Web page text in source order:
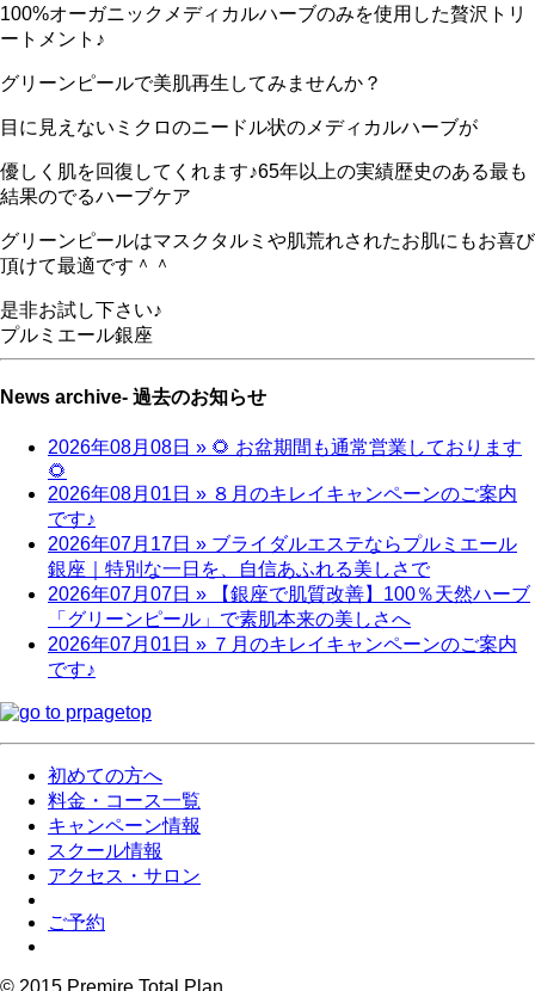
100%オーガニックメディカルハーブのみを使用した贅沢トリ
ートメント♪
グリーンピールで美肌再生してみませんか？
目に見えないミクロのニードル状のメディカルハーブが
優しく肌を回復してくれます♪65年以上の実績歴史のある最も
結果のでるハーブケア
グリーンピールはマスクタルミや肌荒れされたお肌にもお喜び
頂けて最適です＾＾
是非お試し下さい♪
プルミエール銀座
News archive- 過去のお知らせ
2026年08月08日 » 🌻 お盆期間も通常営業しております
🌻
2026年08月01日 » ８月のキレイキャンペーンのご案内
です♪
2026年07月17日 » ブライダルエステならプルミエール
銀座｜特別な一日を、自信あふれる美しさで
2026年07月07日 » 【銀座で肌質改善】100％天然ハーブ
「グリーンピール」で素肌本来の美しさへ
2026年07月01日 » ７月のキレイキャンペーンのご案内
です♪
初めての方へ
料金・コース一覧
キャンペーン情報
スクール情報
アクセス・サロン
ご予約